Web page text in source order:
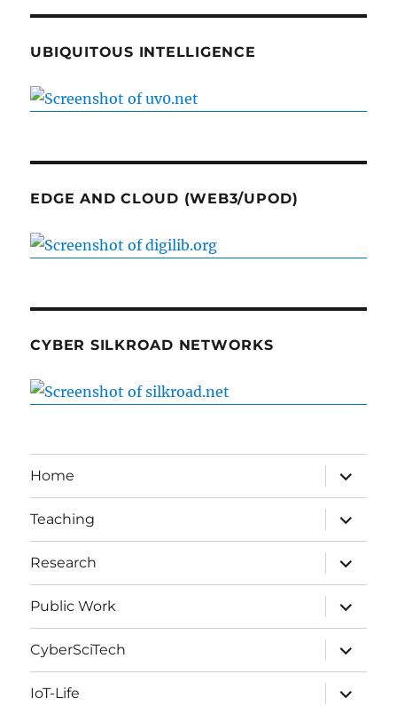
UBIQUITOUS INTELLIGENCE
EDGE AND CLOUD (WEB3/UPOD)
CYBER SILKROAD NETWORKS
Home
expand
child
menu
Teaching
expand
child
menu
Research
expand
child
menu
Public Work
expand
child
menu
CyberSciTech
expand
child
menu
IoT-Life
expand
child